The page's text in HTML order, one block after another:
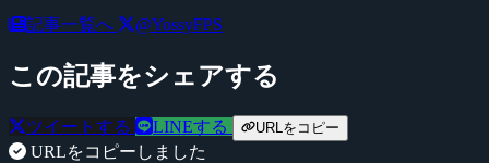
記事一覧へ @YossyFPS
この記事をシェアする
ツイートする LINEする URLをコピー
URLをコピーしました